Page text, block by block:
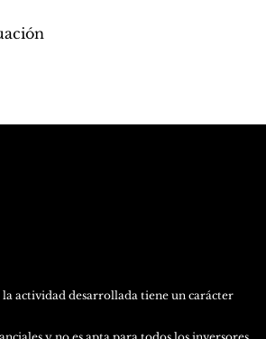
actividad desarrollada tiene un carácter